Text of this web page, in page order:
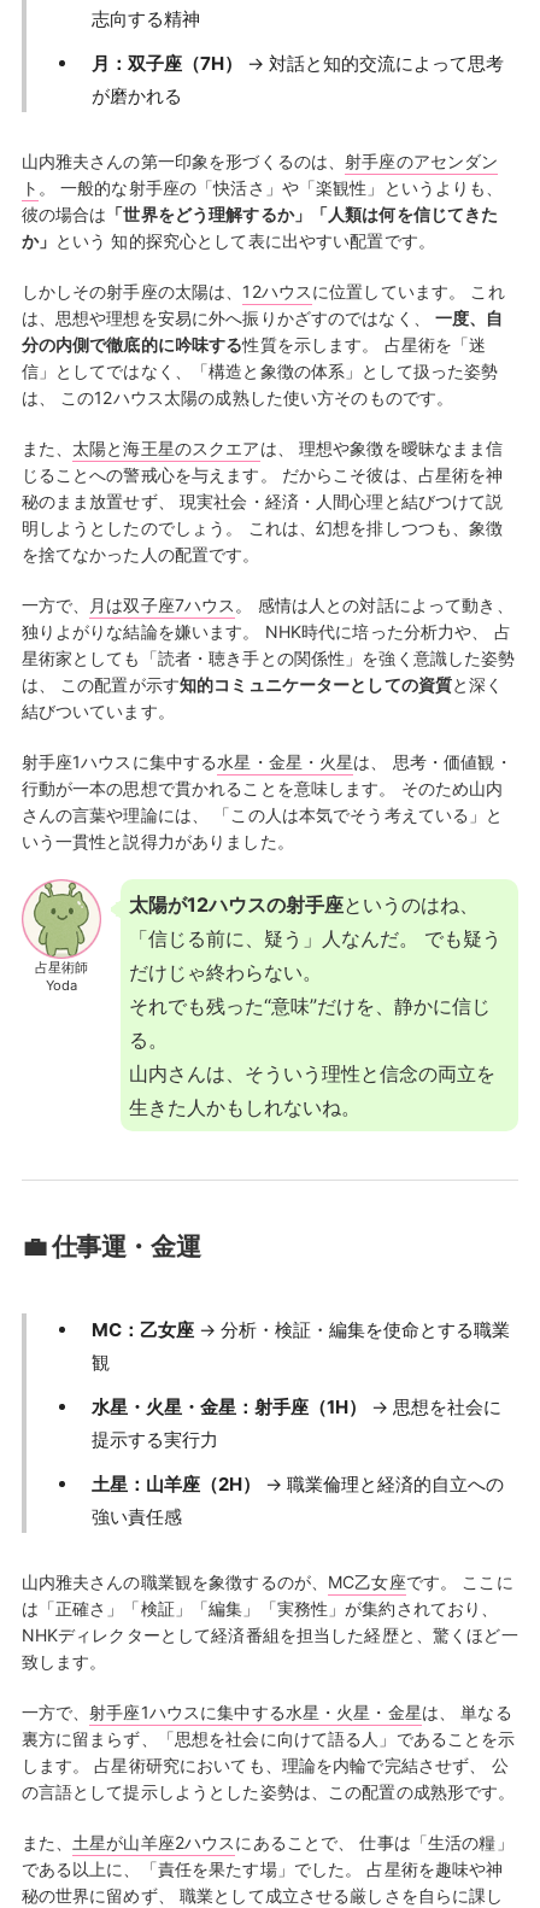
志向する精神
月：双子座（7H）
→ 対話と知的交流によって思考
が磨かれる
山内雅夫さんの第一印象を形づくるのは、射手座のアセンダン
ト 。 一般的な射手座の「快活さ」や「楽観性」というよりも、
彼の場合は 「世界をどう理解するか」「人類は何を信じてきた
か」 という 知的探究心として表に出やすい配置です。
しかしその射手座の太陽は、 12ハウスに位置しています。 これ
は、思想や理想を安易に外へ振りかざすのではなく、一度、自
分の内側で徹底的に吟味する性質を示します。 占星術を「迷
信」としてではなく、「構造と象徴の体系」として扱った姿勢
は、 この12ハウス太陽の成熟した使い方そのものです。
また、 太陽と海王星のスクエアは、 理想や象徴を曖昧なまま信
じることへの警戒心を与えます。 だからこそ彼は、占星術を神
秘のまま放置せず、 現実社会・経済・人間心理と結びつけて説
明しようとしたのでしょう。 これは、幻想を排しつつも、象徴
を捨てなかった人の配置です。
一方で、 月は双子座7ハウス 。 感情は人との対話によって動き、
独りよがりな結論を嫌います。 NHK時代に培った分析力や、 占
星術家としても「読者・聴き手との関係性」を強く意識した姿勢
は、 この配置が示す知的コミュニケーターとしての資質と深く
結びついています。
射手座1ハウスに集中する水星・金星・火星は、 思考・価値観・
行動が一本の思想で貫かれることを意味します。 そのため山内
さんの言葉や理論には、 「この人は本気でそう考えている」と
いう一貫性と説得力がありました。
占星術師
Yoda
太陽が12ハウスの射手座というのはね、
「信じる前に、疑う」人なんだ。 でも疑う
だけじゃ終わらない。
それでも残った“意味”だけを、静かに信じ
る。
山内さんは、そういう理性と信念の両立を
生きた人かもしれないね。
💼 仕事運・金運
MC：乙女座→ 分析・検証・編集を使命とする職業
観
水星・火星・金星：射手座（1H）
→ 思想を社会に
提示する実行力
土星：山羊座（2H）
→ 職業倫理と経済的自立への
強い責任感
山内雅夫さんの職業観を象徴するのが、 MC乙女座です。 ここに
は「正確さ」「検証」「編集」「実務性」が集約されており、
NHKディレクターとして経済番組を担当した経歴と、驚くほど一
致します。
一方で、射手座1ハウスに集中する水星・火星・金星は、 単なる
裏方に留まらず、「思想を社会に向けて語る人」であることを示
します。 占星術研究においても、理論を内輪で完結させず、 公
の言語として提示しようとした姿勢は、この配置の成熟形です。
また、 土星が山羊座2ハウスにあることで、 仕事は「生活の糧」
である以上に、「責任を果たす場」でした。 占星術を趣味や神
秘の世界に留めず、 職業として成立させる厳しさを自らに課し